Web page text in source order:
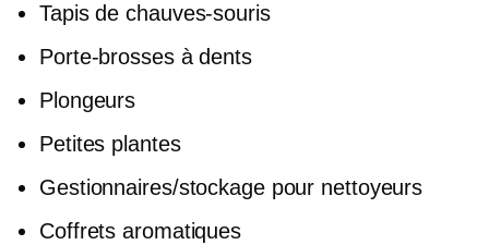
Tapis de chauves-souris
Porte-brosses à dents
Plongeurs
Petites plantes
Gestionnaires/stockage pour nettoyeurs
Coffrets aromatiques